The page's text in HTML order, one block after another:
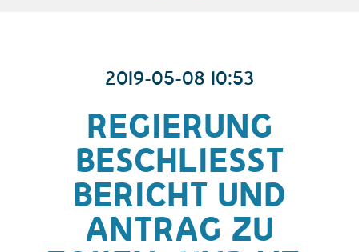
2019-05-08 10:53
REGIERUNG
BESCHLIESST
BERICHT UND
ANTRAG ZU